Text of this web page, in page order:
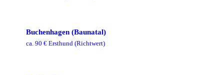
Buchenhagen (Baunatal)
ca. 90 € Ersthund (Richtwert)